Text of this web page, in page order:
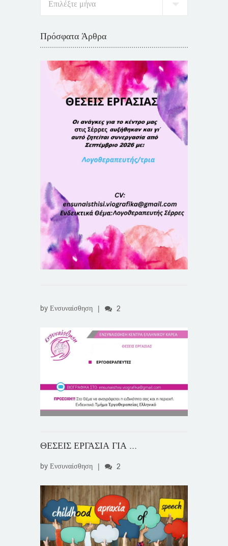
Πρόσφατα Άρθρα
by Ενσυναίσθηση 2
ΘΕΣΕΙΣ ΕΡΓΑΣΙΑ ΓΙΑ ...
by Ενσυναίσθηση | 2